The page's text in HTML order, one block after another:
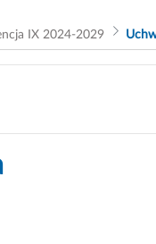
IX 2024-2029